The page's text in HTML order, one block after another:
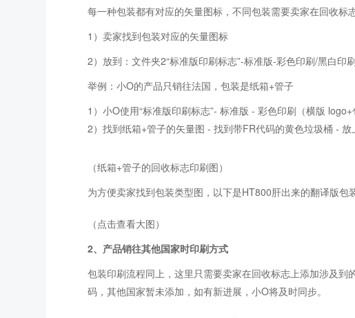
每一种包装都有对应的矢量图标，不同包装需要卖家在回收标
1）卖家找到包装对应的矢量图标
2）放到：文件夹2“标准版印刷标志”-标准版-彩色印刷/黑白印
举例：小O的产品只销往法国，包装是纸箱+管子
1）小O使用“标准版印刷标志”- 标准版 - 彩色印刷（横版 logo+
2）找到纸箱+管子的矢量图 - 找到带FR代码的黄色垃圾桶 -
（纸箱+管子的回收标志印刷图）
为方便卖家找到包装类型图，以下是HT800肝出来的翻译版包
（点击查看大图）
2、产品销往其他国家时印刷方式
包装印刷流程同上，这里只需要卖家在回收标志上添加涉及到
码，其他国家暂未添加，如有新进展，小O将及时同步。